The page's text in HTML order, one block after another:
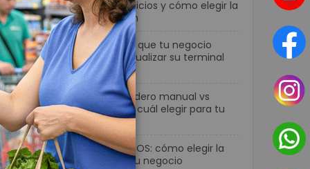
sin
venta: beneficios y cómo elegir la
mejor opción
7 señales de que tu negocio
necesita actualizar su terminal
POS
Cajón monedero manual vs
automático: cuál elegir para tu
negocio
Terminales POS: cómo elegir la
mejor para tu negocio